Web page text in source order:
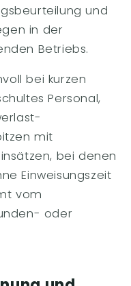
und
in der
Betriebs.
bei kurzen
Personal,
mit
bei denen
Einweisungszeit
vom
oder